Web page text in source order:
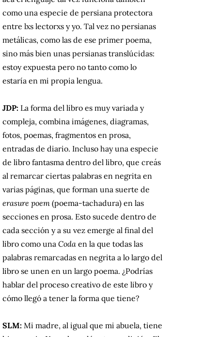
como una especie de persiana protectora
entre lxs lectorxs y yo. Tal vez no persianas
metálicas, como las de ese primer poema,
sino más bien unas persianas translúcidas:
estoy expuesta pero no tanto como lo
estaría en mi propia lengua.
JDP: La forma del libro es muy variada y
compleja, combina imágenes, diagramas,
fotos, poemas, fragmentos en prosa,
entradas de diario. Incluso hay una especie
de libro fantasma dentro del libro, que creás
al remarcar ciertas palabras en negrita en
varias páginas, que forman una suerte de
erasure poem (poema-tachadura) en las
secciones en prosa. Esto sucede dentro de
cada sección y a su vez emerge al final del
libro como una Coda en la que todas las
palabras remarcadas en negrita a lo largo del
libro se unen en un largo poema. ¿Podrías
hablar del proceso creativo de este libro y
cómo llegó a tener la forma que tiene?
SLM: Mi madre, al igual que mi abuela, tiene